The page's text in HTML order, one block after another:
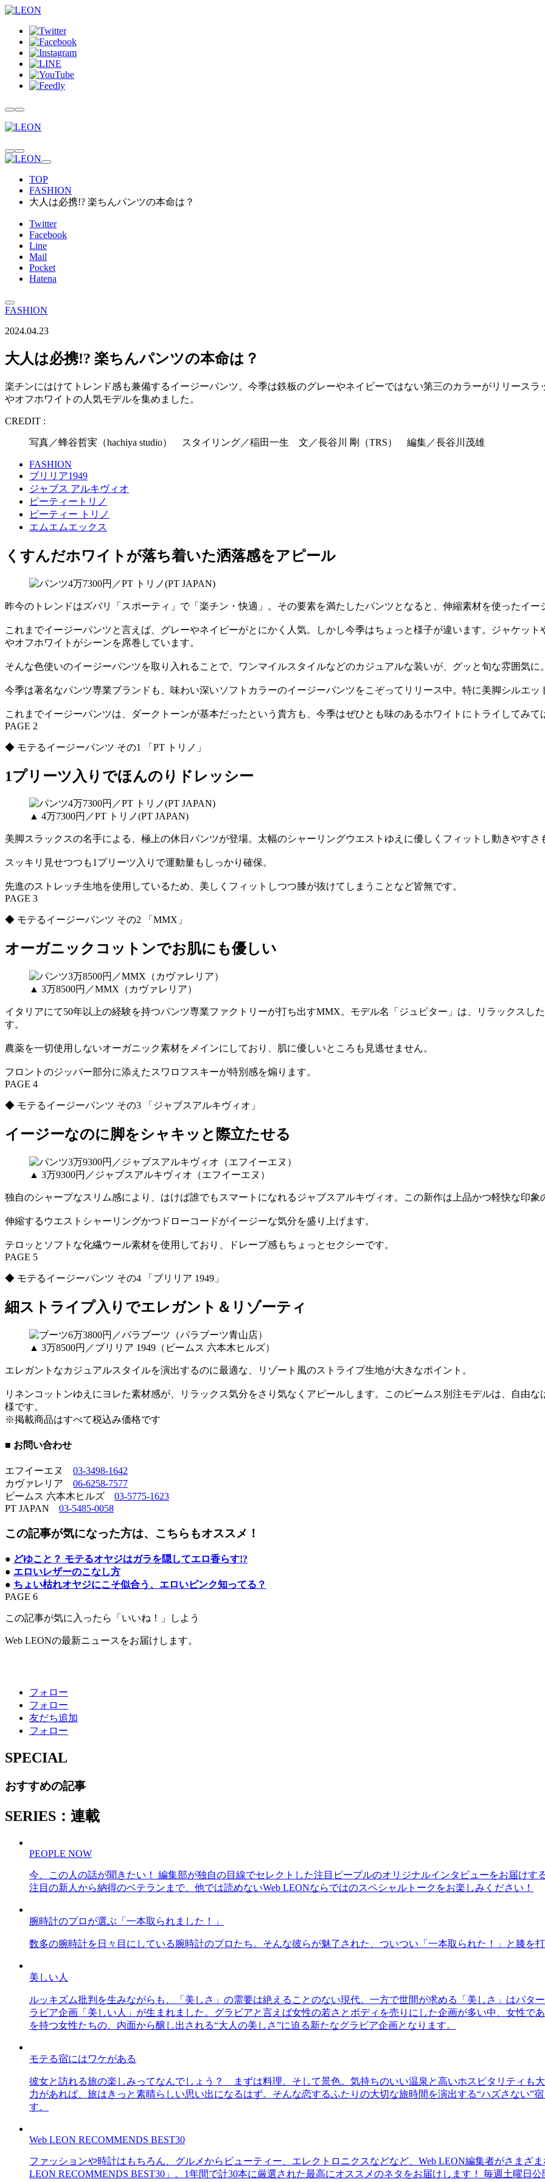
TOP
FASHION
大人は必携!? 楽ちんパンツの本命は？
Twitter
Facebook
Line
Mail
Pocket
Hatena
FASHION
2024.04.23
大人は必携!? 楽ちんパンツの本命は？
楽チンにはけてトレンド感も兼備するイージーパンツ。今季は鉄板のグレーやネイビーではない第三のカラーがリリース
やオフホワイトの人気モデルを集めました。
CREDIT :
写真／蜂谷哲実（hachiya studio） スタイリング／稲田一生 文／長谷川 剛（TRS） 編集／長谷川茂雄
FASHION
ブリリア1949
ジャブス アルキヴィオ
ピーティートリノ
ピーティー トリノ
エムエムエックス
くすんだホワイトが落ち着いた洒落感をアピール
昨今のトレンドはズバリ「スポーティ」で「楽チン・快適」。その要素を満たしたパンツとなると、伸縮素材を使ったイー
これまでイージーパンツと言えば、グレーやネイビーがとにかく人気。しかし今季はちょっと様子が違います。ジャケッ
やオフホワイトがシーンを席巻しています。
そんな色使いのイージーパンツを取り入れることで、ワンマイルスタイルなどのカジュアルな装いが、グッと旬な雰囲気に
今季は著名なパンツ専業ブランドも、味わい深いソフトカラーのイージーパンツをこぞってリリース中。特に美脚シルエッ
これまでイージーパンツは、ダークトーンが基本だったという貴方も、今季はぜひとも味のあるホワイトにトライしてみて
PAGE 2
◆ モテるイージーパンツ その1 「PT トリノ」
1プリーツ入りでほんのりドレッシー
▲ 4万7300円／PT トリノ(PT JAPAN)
美脚スラックスの名手による、極上の休日パンツが登場。太幅のシャーリングウエストゆえに優しくフィットし動きやすさ
スッキリ見せつつも1プリーツ入りで運動量もしっかり確保。
先進のストレッチ生地を使用しているため、美しくフィットしつつ膝が抜けてしまうことなど皆無です。
PAGE 3
◆ モテるイージーパンツ その2 「MMX」
オーガニックコットンでお肌にも優しい
▲ 3万8500円／MMX（カヴァレリア）
イタリアにて50年以上の経験を持つパンツ専業ファクトリーが打ち出すMMX。モデル名「ジュピター」は、リラックスし
す。
農薬を一切使用しないオーガニック素材をメインにしており、肌に優しいところも見逃せません。
フロントのジッパー部分に添えたスワロフスキーが特別感を煽ります。
PAGE 4
◆ モテるイージーパンツ その3 「ジャブスアルキヴィオ」
イージーなのに脚をシャキッと際立たせる
▲ 3万9300円／ジャブスアルキヴィオ（エフイーエヌ）
独自のシャープなスリム感により、はけば誰でもスマートになれるジャブスアルキヴィオ。この新作は上品かつ軽快な印象
伸縮するウエストシャーリングかつドローコードがイージーな気分を盛り上げます。
テロッとソフトな化繊ウール素材を使用しており、ドレープ感もちょっとセクシーです。
PAGE 5
◆ モテるイージーパンツ その4 「ブリリア 1949」
細ストライプ入りでエレガント＆リゾーティ
▲ 3万8500円／ブリリア 1949（ビームス 六本木ヒルズ）
エレガントなカジュアルスタイルを演出するのに最適な、リゾート風のストライプ生地が大きなポイント。
リネンコットンゆえにヨレた素材感が、リラックス気分をさり気なくアピールします。このビームス別注モデルは、自由
様です。
※掲載商品はすべて税込み価格です
■ お問い合わせ
エフイーエヌ 03-3498-1642
カヴァレリア 06-6258-7577
ビームス 六本木ヒルズ 03-5775-1623
PT JAPAN 03-5485-0058
この記事が気になった方は、こちらもオススメ！
● どゆこと？ モテるオヤジはガラを隠してエロ香らす!?
● エロいレザーのこなし方
● ちょい枯れオヤジにこそ似合う、エロいピンク知ってる？
PAGE 6
この記事が気に入ったら「いいね！」しよう
Web LEONの最新ニュースをお届けします。
フォロー
フォロー
友だち追加
フォロー
SPECIAL
おすすめの記事
SERIES：連載
PEOPLE NOW
今、この人の話が聞きたい！ 編集部が独自の目線でセレクトした注目ピープルのオリジナルインタビューをお届けす
注目の新人から納得のベテランまで、他では読めないWeb LEONならではのスペシャルトークをお楽しみください！
腕時計のプロが選ぶ「一本取られました！」
数多の腕時計を日々目にしている腕時計のプロたち。そんな彼らが魅了された、ついつい「一本取られた！」と膝を
美しい人
ルッキズム批判を生みながらも、「美しさ」の需要は絶えることのない現代。一方で世間が求める「美しさ」はパタ
ラビア企画「美しい人」が生まれました。グラビアと言えば女性の若さとボディを売りにした企画が多い中、女性で
を持つ女性たちの、内面から醸し出される“大人の美しさ”に迫る新たなグラビア企画となります。
モテる宿にはワケがある
彼女と訪れる旅の楽しみってなんでしょう？ まずは料理、そして景色。気持ちのいい温泉と高いホスピタリティも
力があれば、旅はきっと素晴らしい思い出になるはず。そんな恋するふたりの大切な旅時間を演出する“ハズさない”
す。
Web LEON RECOMMENDS BEST30
ファッションや時計はもちろん、グルメからビューティー、エレクトロニクスなどなど、Web LEON編集者がさまざ
LEON RECOMMENDS BEST30」。1年間で計30本に厳選された最高にオススメのネタをお届けします！ 毎週土曜日公